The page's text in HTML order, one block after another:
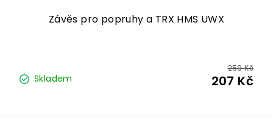
Závěs pro popruhy a TRX HMS UWX
Skladem
259 Kč
207 Kč